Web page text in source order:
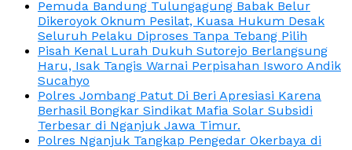
Pemuda Bandung Tulungagung Babak Belur
Dikeroyok Oknum Pesilat, Kuasa Hukum Desak
Seluruh Pelaku Diproses Tanpa Tebang Pilih
Pisah Kenal Lurah Dukuh Sutorejo Berlangsung
Haru, Isak Tangis Warnai Perpisahan Isworo Andik
Sucahyo
Polres Jombang Patut Di Beri Apresiasi Karena
Berhasil Bongkar Sindikat Mafia Solar Subsidi
Terbesar di Nganjuk Jawa Timur.
Polres Nganjuk Tangkap Pengedar Okerbaya di